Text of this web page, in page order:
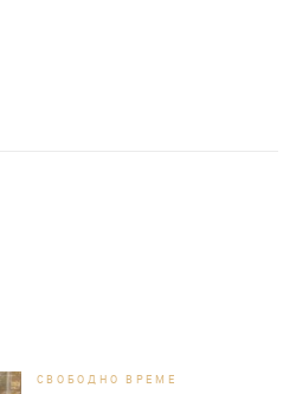
СВОБОДНО ВРЕМЕ